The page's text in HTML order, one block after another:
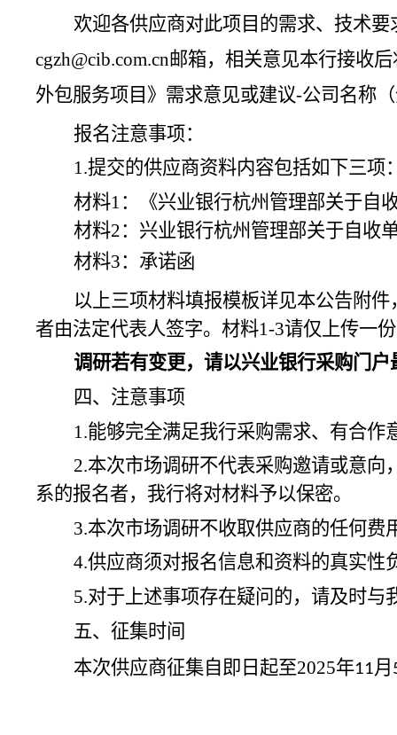
欢迎各供应商对此项目的需求、技术
cgzh@cib.com.cn邮箱，相关意见本行接收
外包服务项目》需求意见或建议-公司名称
报名注意事项：
1.提交的供应商资料内容包括如下三项
材料1：《兴业银行杭州管理部关于自
材料2：兴业银行杭州管理部关于自收
材料3： 承诺函
以上三项材料填报模板详见本公告附件
者由法定代表人签字。材料1-3请仅上传一
调研若有变更，请以兴业银行采购门户
四、注意事项
1.能够完全满足我行采购需求、有合
2.本次市场调研不代表采购邀请或意
系的报名者，我行将对材料予以保密。
3.本次市场调研不收取供应商的任何费
4.供应商须对报名信息和资料的真实
5.对于上述事项存在疑问的，请及时与
五、征集时间
本次供应商征集自即日起至2025年11月